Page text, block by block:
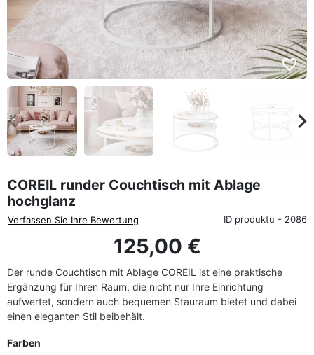
favorite_border
Zurück
COREIL runder Couchtisch mit Ablage
hochglanz
Verfassen Sie Ihre Bewertung ID produktu - 2086
125,00 €
Der runde Couchtisch mit Ablage COREIL ist eine praktische
Ergänzung für Ihren Raum, die nicht nur Ihre Einrichtung
aufwertet, sondern auch bequemen Stauraum bietet und dabei
einen eleganten Stil beibehält.
Farben